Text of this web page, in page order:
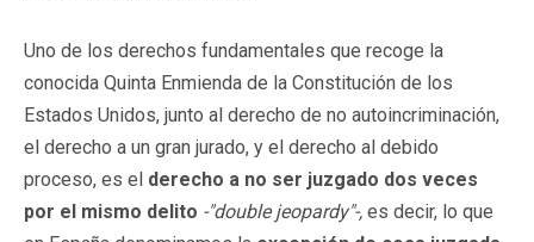
Uno de los derechos fundamentales que recoge la
conocida Quinta Enmienda de la Constitución de los
Estados Unidos, junto al derecho de no autoincriminación,
el derecho a un gran jurado, y el derecho al debido
proceso, es el derecho a no ser juzgado dos veces
por el mismo delito -"double jeopardy"-, es decir, lo que